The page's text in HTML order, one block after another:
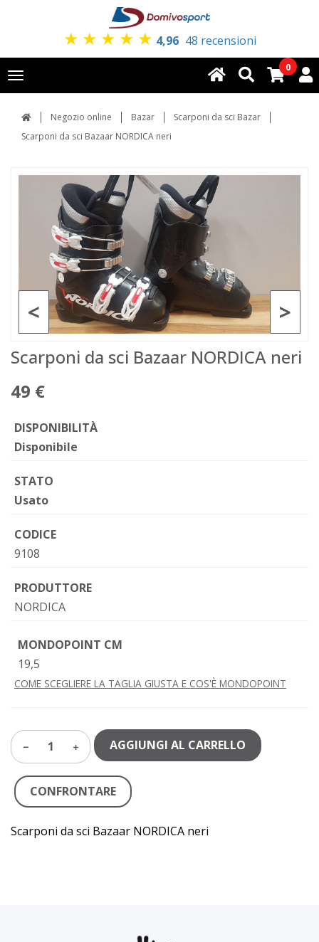
★ ★ ★ ★ ★ 4,96 48 recensioni
Toggle
navigation
0
Negozio online Bazar
Scarponi da sci Bazar
Scarponi da sci Bazaar NORDICA neri
>
<
Scarponi da sci Bazaar NORDICA neri
49 €
DISPONIBILITÀ
Disponibile
STATO
Usato
CODICE
9108
PRODUTTORE
NORDICA
MONDOPOINT CM
19,5
COME SCEGLIERE LA TAGLIA GIUSTA E COS'È MONDOPOINT
1 AGGIUNGI AL CARRELLO
CONFRONTARE
Scarponi da sci Bazaar NORDICA neri